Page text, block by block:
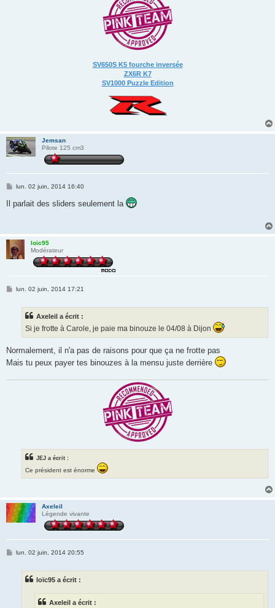
SV650S K5 fourche inversée
ZX6R K7
SV1000 Puzzle Edition
Jemsan
Pilote 125 cm3
M
s
lun. 02 juin, 2014 16:40
Il parlait des sliders seulement la
loïc95
Modérateur
Mlun. 02 juin, 2014 17:21
Axeleil a écrit :
Si je frotte à Carole, je paie ma binouze le 04/08 à Dijon
Normalement, il n'a pas de raisons pour que ça ne frotte pas
Mais tu peux payer tes binouzes à la mensu juste derrière
JEJ a écrit :
Ce président est énorme
Axeleil
Légende vivante
Mlun. 02 juin, 2014 20:55
loïc95 a écrit :
Axeleil a écrit :